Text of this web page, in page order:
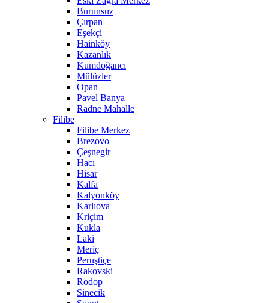
Burunsuz
Çırpan
Eşekçi
Hainköy
Kazanlık
Kumdoğancı
Mülüzler
Opan
Pavel Banya
Radne Mahalle
Filibe
Filibe Merkez
Brezovo
Çeşnegir
Hacı
Hisar
Kalfa
Kalyonköy
Karlıova
Kriçim
Kukla
Laki
Meriç
Peruştiçe
Rakovski
Rodop
Sinecik